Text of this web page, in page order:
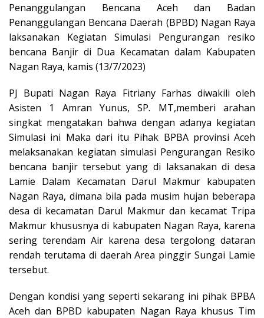
Penanggulangan Bencana Aceh dan Badan
Penanggulangan Bencana Daerah (BPBD) Nagan Raya
laksanakan Kegiatan Simulasi Pengurangan resiko
bencana Banjir di Dua Kecamatan dalam Kabupaten
Nagan Raya, kamis (13/7/2023)
PJ Bupati Nagan Raya Fitriany Farhas diwakili oleh
Asisten 1 Amran Yunus, SP. MT,memberi arahan
singkat mengatakan bahwa dengan adanya kegiatan
Simulasi ini Maka dari itu Pihak BPBA provinsi Aceh
melaksanakan kegiatan simulasi Pengurangan Resiko
bencana banjir tersebut yang di laksanakan di desa
Lamie Dalam Kecamatan Darul Makmur kabupaten
Nagan Raya, dimana bila pada musim hujan beberapa
desa di kecamatan Darul Makmur dan kecamat Tripa
Makmur khususnya di kabupaten Nagan Raya, karena
sering terendam Air karena desa tergolong dataran
rendah terutama di daerah Area pinggir Sungai Lamie
tersebut.
Dengan kondisi yang seperti sekarang ini pihak BPBA
Aceh dan BPBD kabupaten Nagan Raya khusus Tim